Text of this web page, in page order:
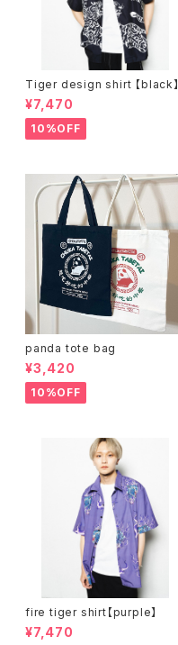
Tiger design shirt 【black】
¥7,470
10%OFF
panda tote bag
¥3,420
10%OFF
fire tiger shirt【purple】
¥7,470